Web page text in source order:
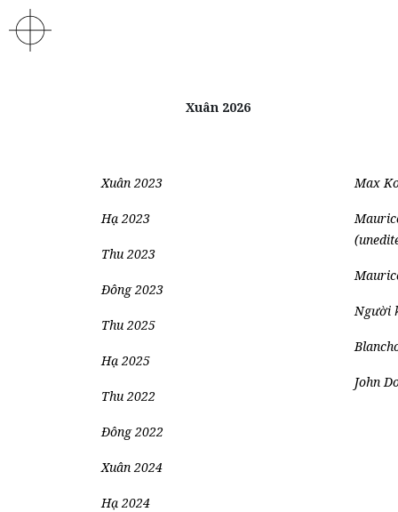
Xuân 2026
Xuân 2023
Hạ 2023
Thu 2023
Đông 2023
Thu 2025
Hạ 2025
Thu 2022
Đông 2022
Xuân 2024
Hạ 2024
Max
Người
John